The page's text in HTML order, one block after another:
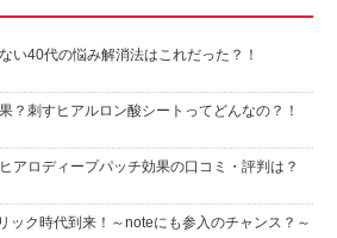
い40代の悩み解消法はこれだった？！
？刺すヒアルロン酸シートってどんなの？！
アロディープパッチ効果の口コミ・評判は？
ック時代到来！～noteにも参入のチャンス？～